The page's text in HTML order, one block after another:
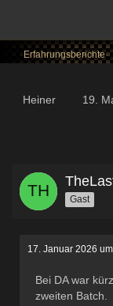
Erfahrungsberichte
Heiner 19.
Gast
17. Januar 2026
Bei DA war
zweiten Batch.